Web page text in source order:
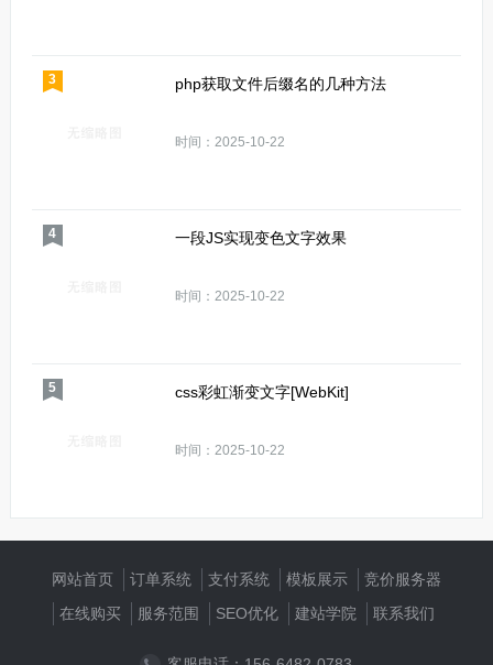
3 php获取文件后缀名的几种方法
时间：2025-10-22
4 一段JS实现变色文字效果
时间：2025-10-22
5 css彩虹渐变文字[WebKit]
时间：2025-10-22
网站首页 订单系统 支付系统 模板展示
竞价服务器
在线购买
服务范围 SEO优化 建站学院 联系我们